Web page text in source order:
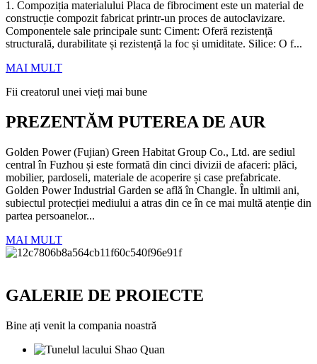
1. Compoziția materialului Placa de fibrociment este un material de
construcție compozit fabricat printr-un proces de autoclavizare.
Componentele sale principale sunt: ​​Ciment: Oferă rezistență
structurală, durabilitate și rezistență la foc și umiditate. Silice: O f...
MAI MULT
Fii creatorul unei vieți mai bune
PREZENTĂM PUTEREA DE AUR
Golden Power (Fujian) Green Habitat Group Co., Ltd. are sediul
central în Fuzhou și este formată din cinci divizii de afaceri: plăci,
mobilier, pardoseli, materiale de acoperire și case prefabricate.
Golden Power Industrial Garden se află în Changle. În ultimii ani,
subiectul protecției mediului a atras din ce în ce mai multă atenție din
partea persoanelor...
MAI MULT
GALERIE DE PROIECTE
Bine ați venit la compania noastră